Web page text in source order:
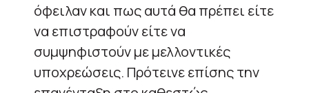
όφειλαν και πως αυτά θα πρέπει είτε
να επιστραφούν είτε να
συμψηφιστούν με μελλοντικές
υποχρεώσεις. Πρότεινε επίσης την